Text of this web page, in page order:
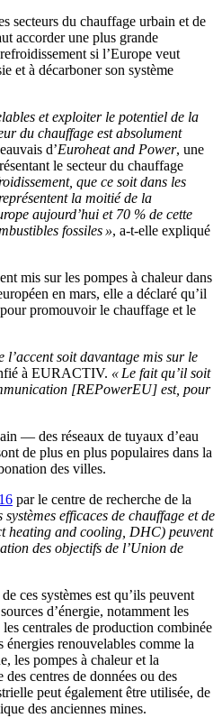
secteurs du chauffage urbain et de
accorder une plus grande
si l’Europe veut
et à décarboner son système
et exploiter le potentiel de la
du chauffage est absolument
d’Euroheat and Power, une
le secteur du chauffage
que ce soit dans les
la moitié de la
aujourd’hui et 70 % de cette
fossiles », a-t-elle expliqué
mis sur les pompes à chaleur dans
en mars, elle a déclaré qu’il
promouvoir le chauffage et le
soit davantage mis sur le
à EURACTIV. « Le fait qu’il soit
[REPowerEU] est, pour
— des réseaux de tuyaux d’eau
de plus en plus populaires dans la
des villes.
par le centre de recherche de la
systèmes efficaces de chauffage et de
heating and cooling, DHC) peuvent
des objectifs de l’Union de
ces systèmes est qu’ils peuvent
d’énergie, notamment les
centrales de production combinée
énergies renouvelables comme la
les pompes à chaleur et la
centres de données ou des
peut également être utilisée, de
des anciennes mines.